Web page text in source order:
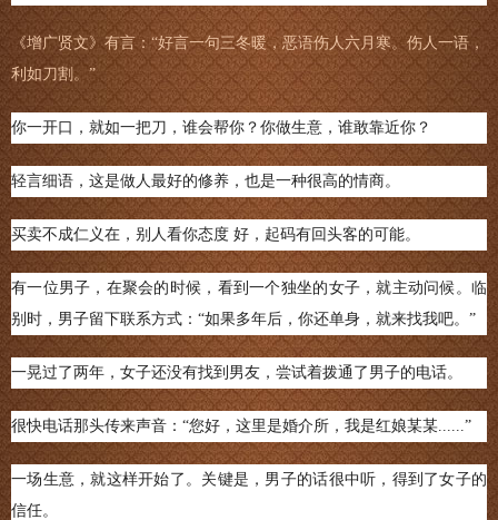
《增广贤文》有言：“好言一句三冬暖，恶语伤人六月寒。伤人一语，
利如刀割。”
你一开口，就如一把刀，谁会帮你？你做生意，谁敢靠近你？
轻言细语，这是做人最好的修养，也是一种很高的情商。
买卖不成仁义在，别人看你态度 好，起码有回头客的可能。
有一位男子，在聚会的时候，看到一个独坐的女子，就主动问候。临
别时，男子留下联系方式：“如果多年后，你还单身，就来找我吧。”
一晃过了两年，女子还没有找到男友，尝试着拨通了男子的电话。
很快电话那头传来声音：“您好，这里是婚介所，我是红娘某某......”
一场生意，就这样开始了。关键是，男子的话很中听，得到了女子的
信任。